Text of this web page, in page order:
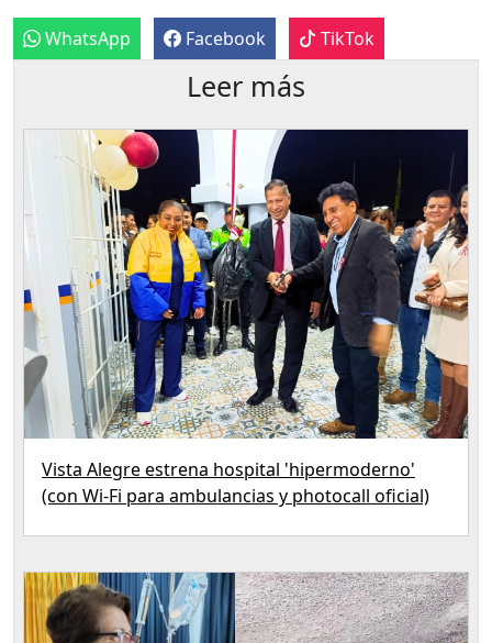
WhatsApp Facebook TikTok
Leer más
Vista Alegre estrena hospital 'hipermoderno'
(con Wi‑Fi para ambulancias y photocall oficial)